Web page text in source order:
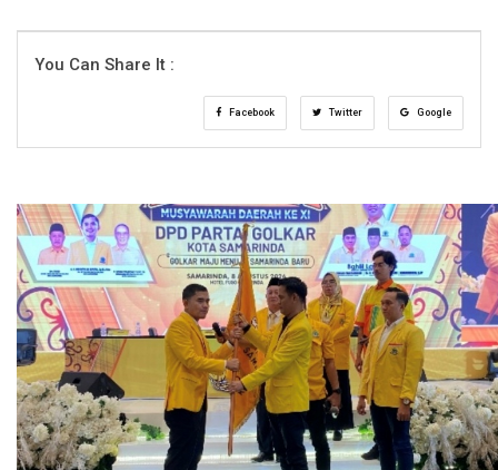
You Can Share It :
Facebook Twitter Google